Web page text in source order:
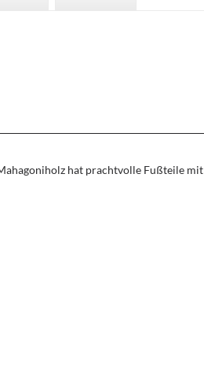
hat prachtvolle Fußteile mit